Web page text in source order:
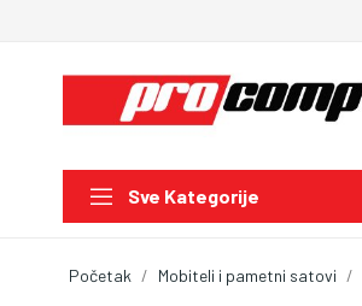
Sve Kategorije
Početak Mobiteli i pametni satovi